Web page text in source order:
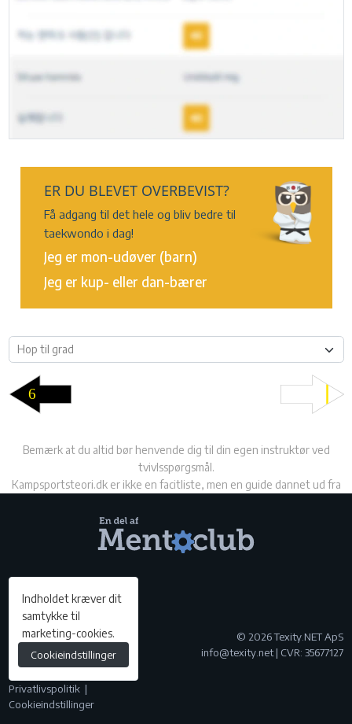
ER DU BLEVET OVERBEVIST?
Få adgang til det hele og bliv bedre til
taekwondo i dag!
Jeg er mon-udøver (barn)
Jeg er kup- eller dan-bærer
Bemærk at du altid bør henvende dig til din egen instruktør ved
tvivlsspørgsmål.
Kampsportsteori.dk er ikke en facitliste, men en guide dannet ud fra
Indholdet kræver dit
samtykke til
marketing-cookies.
Cookieindstillinger
Privatlivspolitik |
Cookieindstillinger
© 2026 Texity.NET ApS
info@texity.net | CVR: 35677127